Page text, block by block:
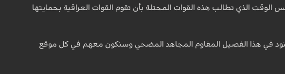
الوقت الذي تطالب هذه القوات المحتلة بأن تقوم القوات العراقية بحمايتها
في هذا الفصيل المقاوم المجاهد المضحي وسنكون معهم في كل موقع